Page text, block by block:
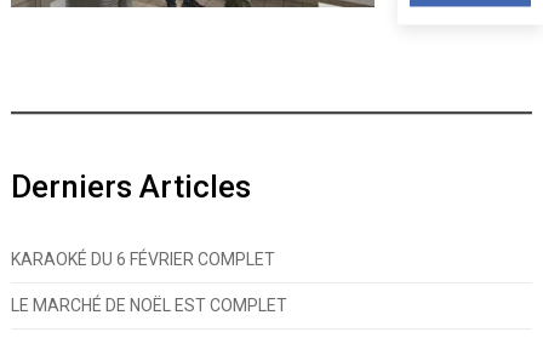
Derniers Articles
KARAOKÉ DU 6 FÉVRIER COMPLET
LE MARCHÉ DE NOËL EST COMPLET